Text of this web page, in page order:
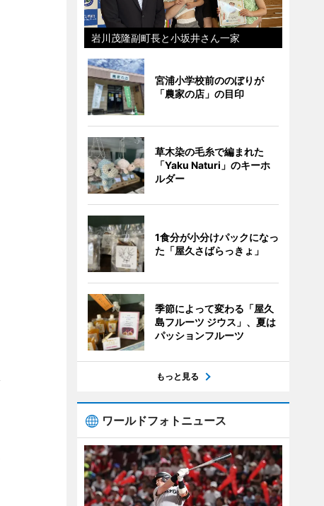
岩川茂隆副町長と小坂井さん一家
宮浦小学校前ののぼりが
「農家の店」の目印
草木染の毛糸で編まれた
「Yaku Naturi」のキーホ
ルダー
1食分が小分けパックになっ
た「屋久さばらっきょ」
季節によって変わる「屋久
島フルーツ ジウス」、夏は
パッションフルーツ
もっと見る
ワールドフォトニュース